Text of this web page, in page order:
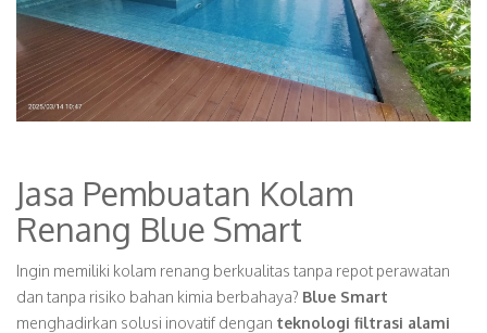
Jasa Pembuatan Kolam
Renang Blue Smart
Ingin memiliki kolam renang berkualitas tanpa repot perawatan
dan tanpa risiko bahan kimia berbahaya? Blue Smart
menghadirkan solusi inovatif dengan teknologi filtrasi alami